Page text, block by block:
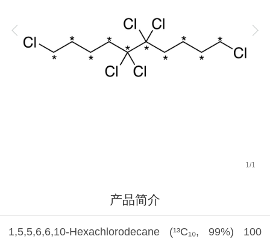
1 /1
产品简介
1,5,5,6,6,10-Hexachlorodecane (¹³C₁₀, 99%) 100